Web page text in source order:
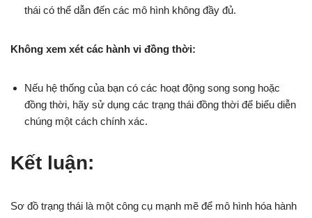
thái có thể dẫn đến các mô hình không đầy đủ.
Không xem xét các hành vi đồng thời:
Nếu hệ thống của bạn có các hoạt động song song hoặc
đồng thời, hãy sử dụng các trạng thái đồng thời để biểu diễn
chúng một cách chính xác.
Kết luận:
Sơ đồ trạng thái là một công cụ mạnh mẽ để mô hình hóa hành